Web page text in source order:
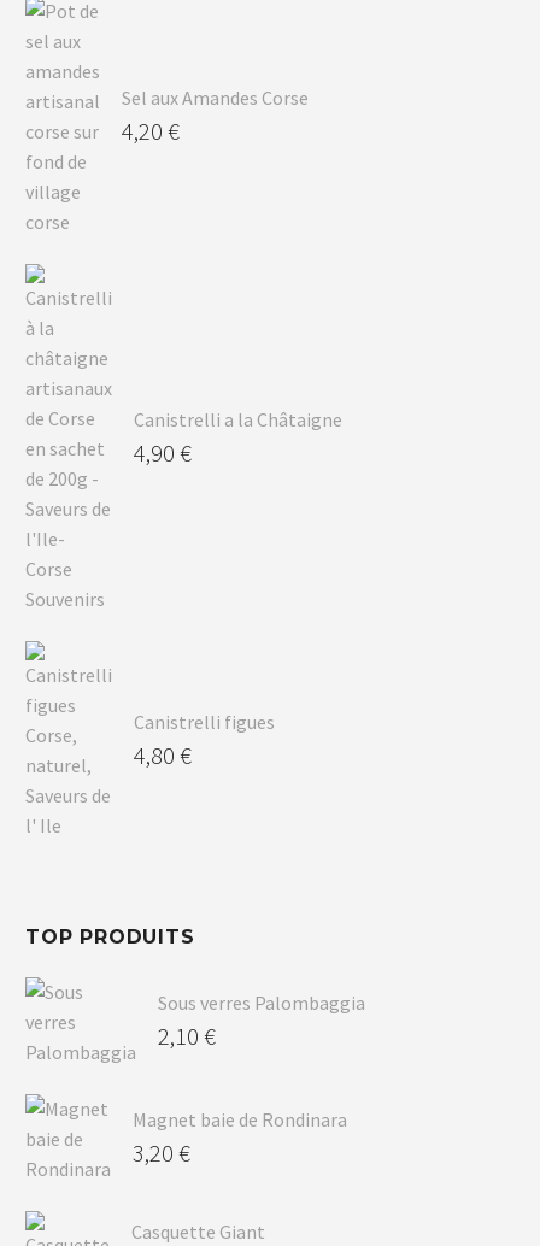
Sel aux Amandes Corse
4,20 €
Canistrelli a la Châtaigne
4,90 €
Canistrelli figues
4,80 €
TOP PRODUITS
Sous verres Palombaggia
2,10 €
Magnet baie de Rondinara
3,20 €
Casquette Giant